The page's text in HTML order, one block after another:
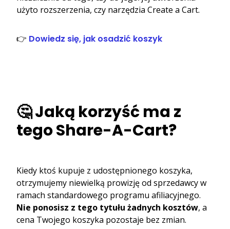
użyto rozszerzenia, czy narzędzia Create a Cart.
👉 Dowiedz się, jak osadzić koszyk
🤔 Jaką korzyść ma z
tego Share-A-Cart?
Kiedy ktoś kupuje z udostępnionego koszyka,
otrzymujemy niewielką prowizję od sprzedawcy w
ramach standardowego programu afiliacyjnego.
Nie ponosisz z tego tytułu żadnych kosztów, a
cena Twojego koszyka pozostaje bez zmian.